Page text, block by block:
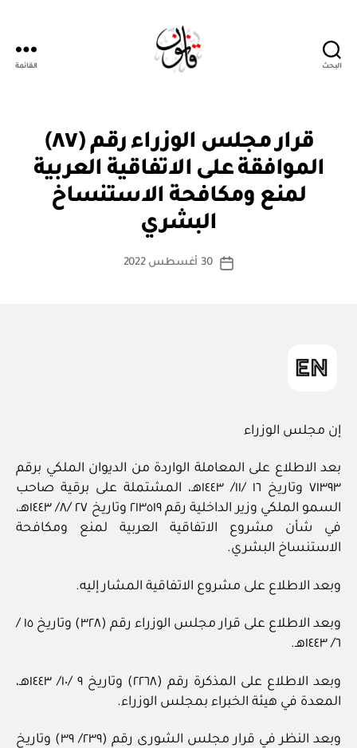
البحث القائمة
التصنيفات
قرار مجلس الوزراء رقم (٨٧)
الموافقة على الاتفاقية العربية
لمنع ومكافحة الاستنساخ
البشري
كاتب
بو
س
ة
تاريخ
30 أغسطس 2022
إن مجلس الوزراء
بعد الاطلاع على المعاملة الواردة من الديوان الملكي برقم
٧١٣٩٣ وتاريخ ١٦ /١١/ ١٤٤٣هـ، المشتملة على برقية صاحب
السمو الملكي وزير الداخلية رقم ٢١٣٥١٩ وتاريخ ٢٧ /٨/ ١٤٤٣هـ،
في شأن مشروع الاتفاقية العربية لمنع ومكافحة
الاستنساخ البشري.
وبعد الاطلاع على مشروع الاتفاقية المشار إليه.
وبعد الاطلاع على قرار مجلس الوزراء رقم (٣٢٨) وتاريخ ١٥ /
٦/ ١٤٤٣هـ.
وبعد الاطلاع على المذكرة رقم (٢٢٦٨) وتاريخ ٩ /١٠/ ١٤٤٣هـ،
المعدة في هيئة الخبراء بمجلس الوزراء.
وبعد النظر في قرار مجلس الشورى رقم (٢٣٩/ ٣٩) وتاريخ